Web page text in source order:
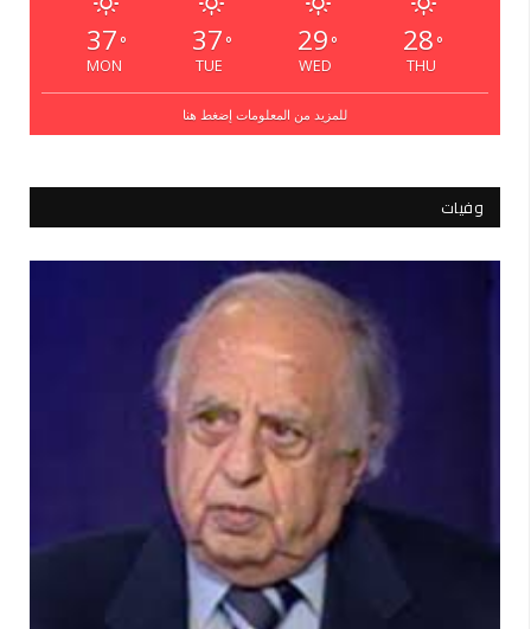
37 °
MON
37 °
TUE
29 °
WED
28 °
THU
للمزيد من المعلومات إضغط هنا
وفيات